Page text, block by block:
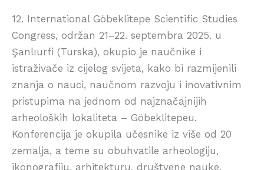
12. International Göbeklitepe Scientific Studies
Congress, održan 21–22. septembra 2025. u
Şanlıurfi (Turska), okupio je naučnike i
istraživače iz cijelog svijeta, kako bi razmijenili
znanja o nauci, naučnom razvoju i inovativnim
pristupima na jednom od najznačajnijih
arheoloških lokaliteta – Göbeklitepeu.
Konferencija je okupila učesnike iz više od 20
zemalja, a teme su obuhvatile arheologiju,
ikonografiju, arhitekturu, društvene nauke,